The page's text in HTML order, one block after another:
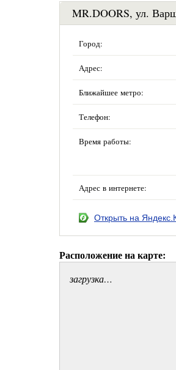
MR.DOORS, ул.
Город:
Адрес:
Ближайшее метро:
Телефон:
Время работы:
Адрес в интернете:
Открыть на
Расположение на карте:
загрузка…